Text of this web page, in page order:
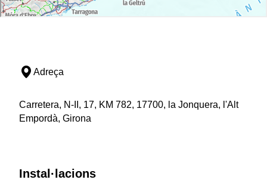
Adreça
Carretera, N-II, 17, KM 782, 17700, la Jonquera, l'Alt
Empordà, Girona
Instal·lacions